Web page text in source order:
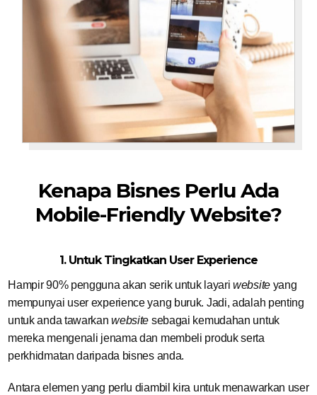
Kenapa Bisnes Perlu Ada
Mobile-Friendly Website?
1. Untuk Tingkatkan User Experience
Hampir 90% pengguna akan serik untuk layariwebsiteyang
mempunyai user experience yang buruk. Jadi, adalah penting
untuk anda tawarkanwebsite sebagai kemudahan untuk
mereka mengenali jenama dan membeli produk serta
perkhidmatan daripada bisnes anda.
Antara elemen yang perlu diambil kira untuk menawarkan user